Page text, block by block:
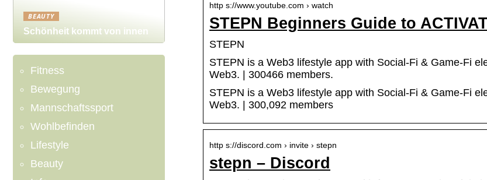
http s://www.youtube.com › watch
STEPN Beginners Guide to
STEPN
STEPN is a Web3 lifestyle app with Social-Fi & Game-Fi
Web3. | 300466 members.
STEPN is a Web3 lifestyle app with Social-Fi & Game-Fi
Web3. | 300,092 members
http s://discord.com › invite › stepn
stepn – Discord
BEAUTY
Schönheit kommt von innen
Fitness
Bewegung
Mannschaftssport
Wohlbefinden
Lifestyle
Beauty